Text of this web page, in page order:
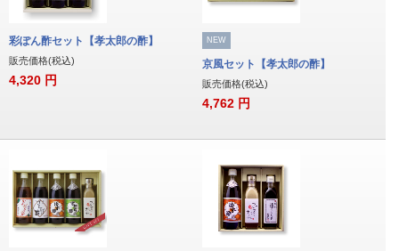
彩ぽん酢セット【孝太郎の酢】
販売価格(税込)
4,320 円
NEW
京風セット【孝太郎の酢】
販売価格(税込)
4,762 円